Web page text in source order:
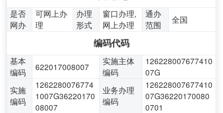
是否
网办
可网上办
理
办理
形式
窗口办理,
网上办理
通办
范围
全国
编码代码
基本
编码
622017008007
实施主体
编码
126228007677410
07G
实施
编码
1262280076774
1007G36220170
08007
业务办理
编码
126228007677410
07G36220170080
0701